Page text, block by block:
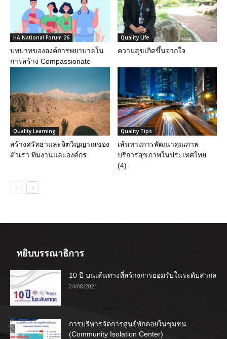
HA National Forum 26
บทบาทขององค์การพยาบาลใน
การสร้าง Compassionate
Quality Life
ความสุขเกิดขึ้นจากใจ
Quality Learning
สร้างศรัทธาและจิตวิญญาณของ
ตัวเรา ทีมงานและองค์กร
Quality Tips
เส้นทางการพัฒนาคุณภาพ
บริการสุขภาพในประเทศไทย
(4)
หยิบบรรณาธิการ
10 ปี บนเส้นทางที่สร้างการยอมรับในระดับสากล
24/08/2021
การบริหารจัดการศูนย์พักคอยในชุมชน
(Community Isolation Center)